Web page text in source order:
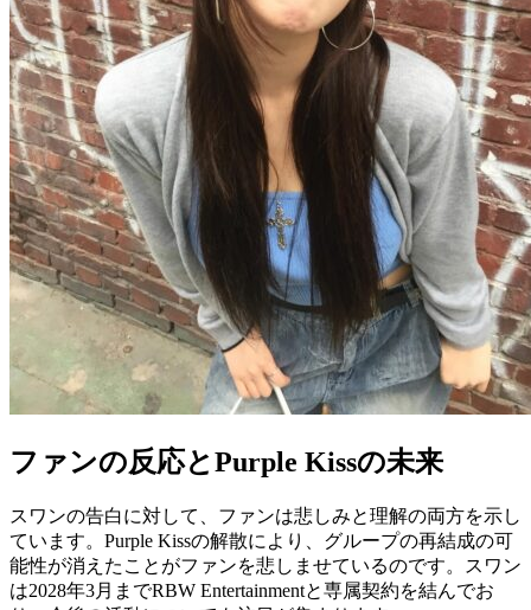
ファンの反応とPurple Kissの未来
スワンの告白に対して、ファンは悲しみと理解の両方を示し
ています。Purple Kissの解散により、グループの再結成の可
能性が消えたことがファンを悲しませているのです。スワン
は2028年3月までRBW Entertainmentと専属契約を結んでお